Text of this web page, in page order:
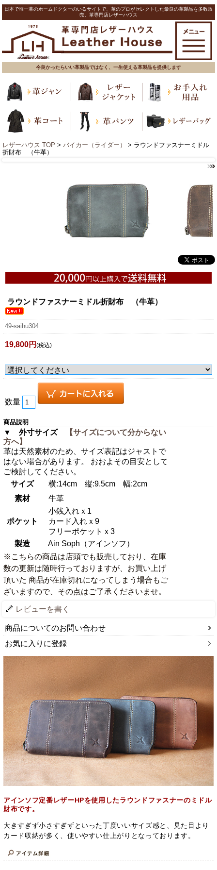
日本で唯一革のホームドクターのいるサイトで、革のプロがセレクトした最良の革製品を多数販
売。革専門店レザーハウス
今良かったらいい革製品ではなく、一生使える革製品を提供します
レザーハウス TOP > バイカー（ライダー）
> ラウンドファスナーミドル
折財布 （牛革）
ラウンドファスナーミドル折財布 （牛革）
49-saihu304
19,800円 (税込)
数量
商品説明
▼ 外寸サイズ
【サイズについて分からない
方へ】
革は天然素材のため、サイズ表記はジャストで
はない場合があります。 おおよその目安として
ご検討してください。
サイズ
横:14cm 縦:9.5cm 幅:2cm
素材
牛革
ポケット
小銭入れｘ1
カード入れｘ9
フリーポケットｘ3
製造
Ain Soph（アインソフ）
※こちらの商品は店頭でも販売しており、在庫
数の更新は随時行っておりますが、お買い上げ
頂いた 商品が在庫切れになってしまう場合もご
ざいますので、その点はご了承くださいませ。
レビューを書く
商品についてのお問い合わせ
お気に入りに登録
アインソフ定番レザーHPを使用したラウンドファスナーのミドル
財布です。
大きすぎず小さすぎずといった丁度いいサイズ感と、見た目より
カード収納が多く、使いやすい仕上がりとなっております。